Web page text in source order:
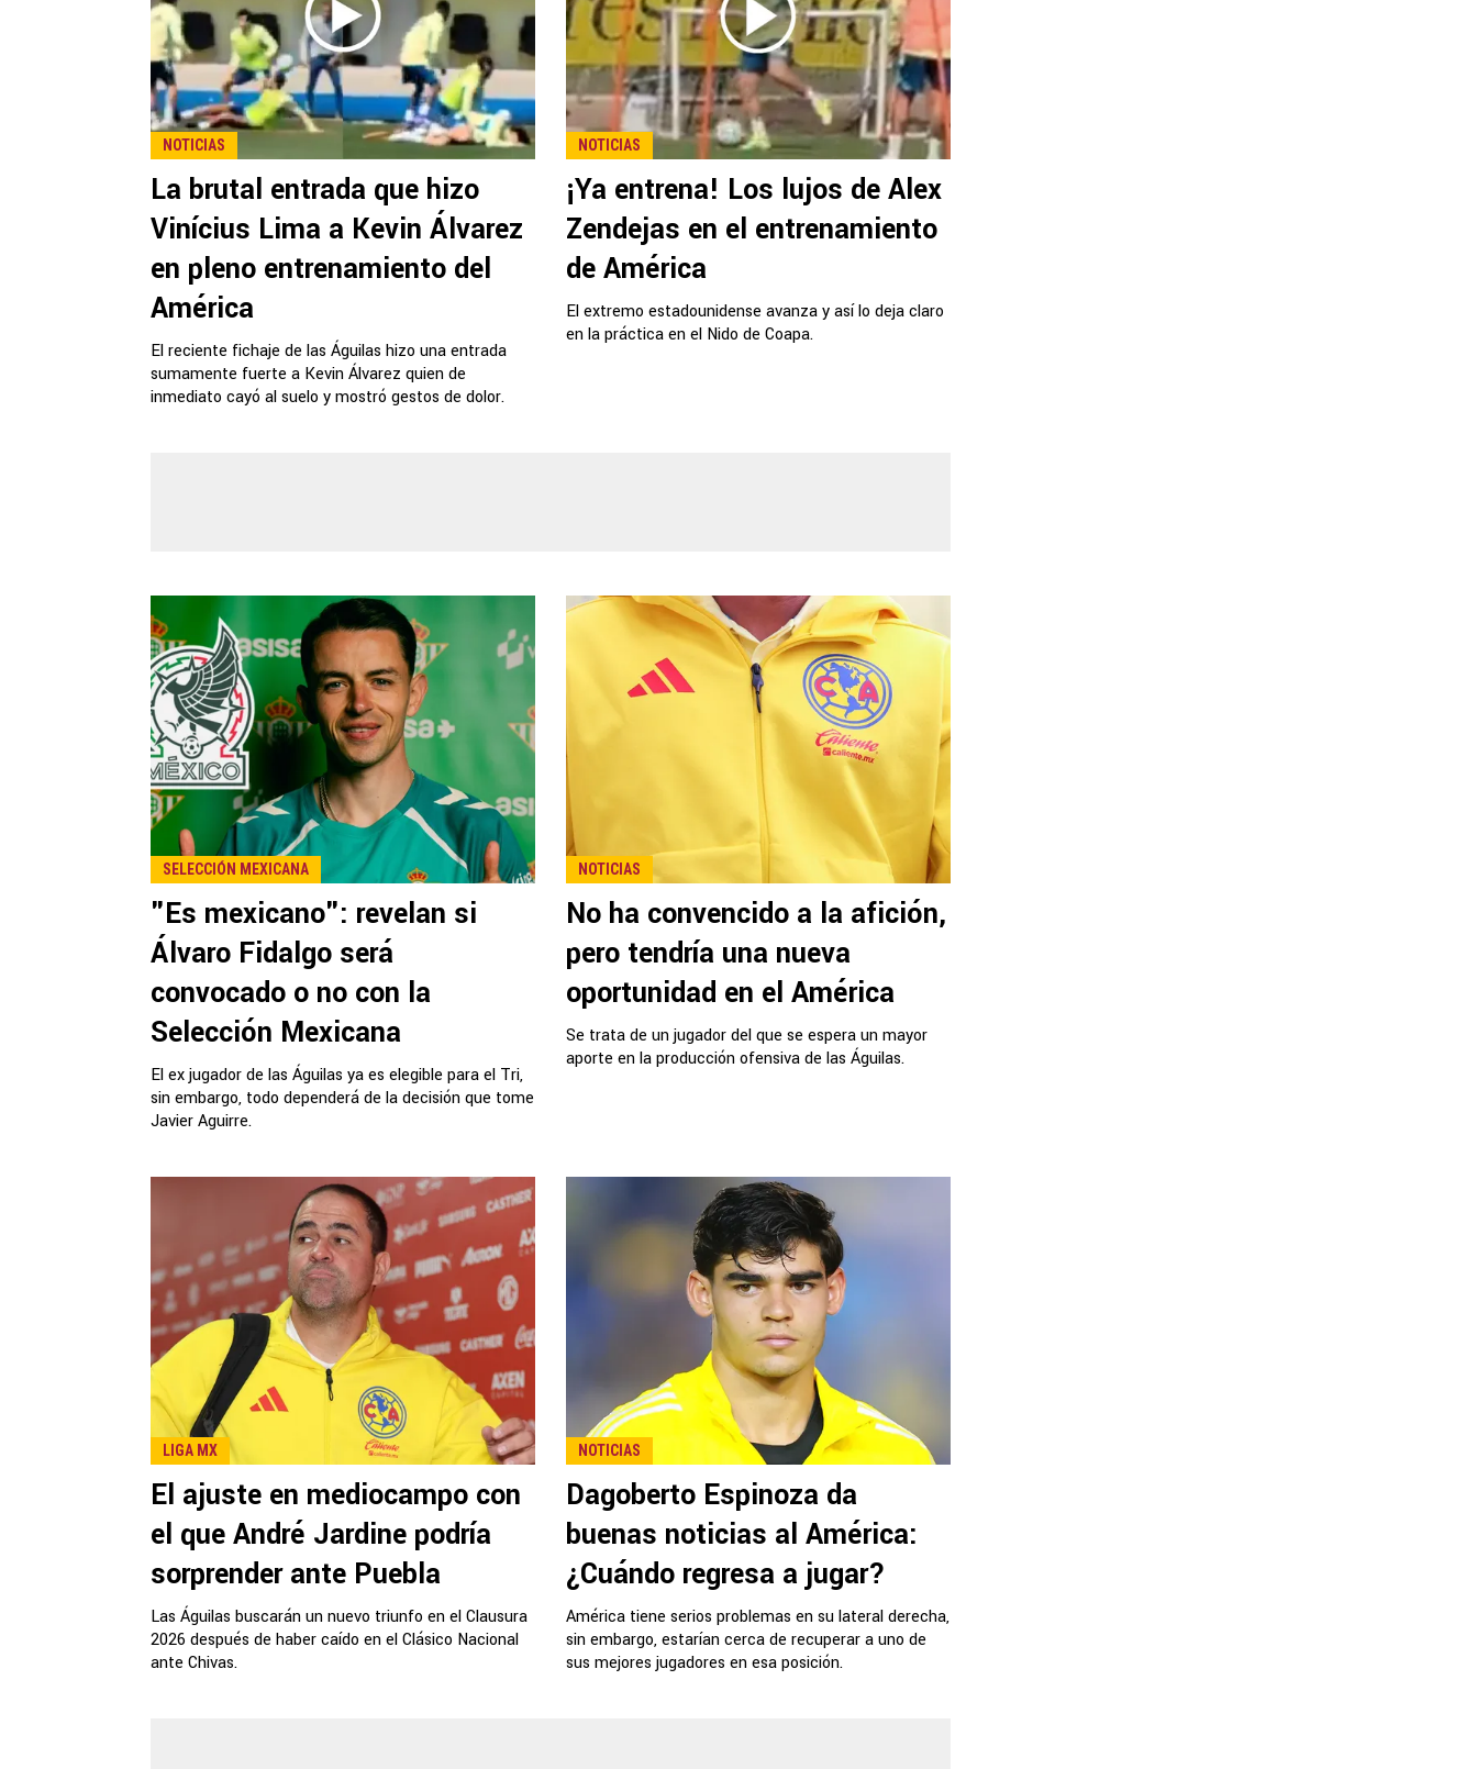
NOTICIAS
La brutal entrada que hizo
Vinícius Lima a Kevin Álvarez
en pleno entrenamiento del
América
El reciente fichaje de las Águilas hizo una entrada
sumamente fuerte a Kevin Álvarez quien de
inmediato cayó al suelo y mostró gestos de dolor.
NOTICIAS
¡Ya entrena! Los lujos de Alex
Zendejas en el entrenamiento
de América
El extremo estadounidense avanza y así lo deja claro
en la práctica en el Nido de Coapa.
SELECCIÓN MEXICANA
"Es mexicano": revelan si
Álvaro Fidalgo será
convocado o no con la
Selección Mexicana
El ex jugador de las Águilas ya es elegible para el Tri,
sin embargo, todo dependerá de la decisión que tome
Javier Aguirre.
NOTICIAS
No ha convencido a la afición,
pero tendría una nueva
oportunidad en el América
Se trata de un jugador del que se espera un mayor
aporte en la producción ofensiva de las Águilas.
LIGA MX
El ajuste en mediocampo con
el que André Jardine podría
sorprender ante Puebla
Las Águilas buscarán un nuevo triunfo en el Clausura
2026 después de haber caído en el Clásico Nacional
ante Chivas.
NOTICIAS
Dagoberto Espinoza da
buenas noticias al América:
¿Cuándo regresa a jugar?
América tiene serios problemas en su lateral derecha,
sin embargo, estarían cerca de recuperar a uno de
sus mejores jugadores en esa posición.